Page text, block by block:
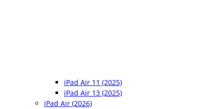
iPad Air 11 (2025)
iPad Air 13 (2025)
iPad Air (2026)